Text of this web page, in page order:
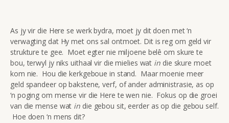
As jy vir die Here se werk bydra, moet jy dit doen met ‘n
verwagting dat Hy met ons sal ontmoet. Dit is reg om geld vir
strukture te gee. Moet egter nie miljoene belê om skure te
bou, terwyl jy niks uithaal vir die mielies wat in die skure moet
kom nie. Hou die kerkgeboue in stand. Maar moenie meer
geld spandeer op bakstene, verf, of ander administrasie, as op
‘n poging om mense vir die Here te wen nie. Fokus op die groei
van die mense wat in die gebou sit, eerder as op die gebou self.
Hoe doen ‘n mens dit?